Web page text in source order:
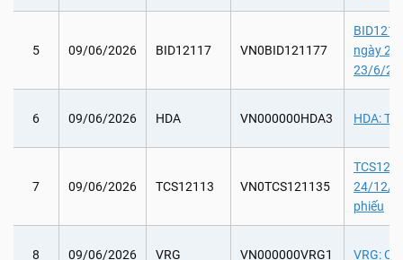
5 09/06/2026 BID12117 VN0BID121177
ngày
23/6/
6 09/06/2026 HDA VN000000HDA3 HDA:
7 09/06/2026 TCS12113 VN0TCS121135
24/12/
phiếu
8 09/06/2026 VRG VN000000VRG1 VRG: